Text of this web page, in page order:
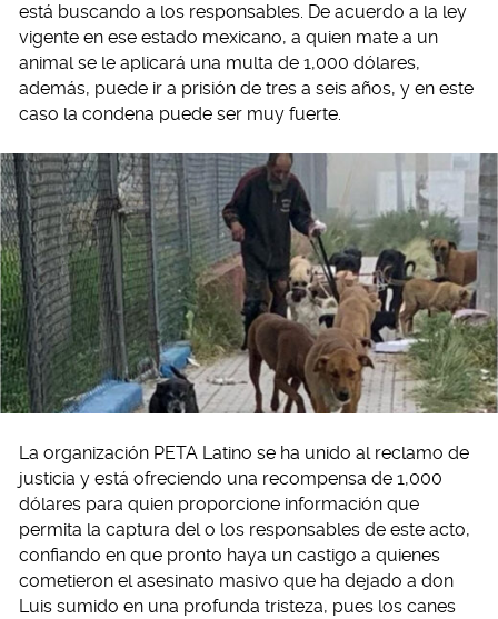
está buscando a los responsables. De acuerdo a la ley
vigente en ese estado mexicano, a quien mate a un
animal se le aplicará una multa de 1,000 dólares,
además, puede ir a prisión de tres a seis años, y en este
caso la condena puede ser muy fuerte.
La organización PETA Latino se ha unido al reclamo de
justicia y está ofreciendo una recompensa de 1,000
dólares para quien proporcione información que
permita la captura del o los responsables de este acto,
confiando en que pronto haya un castigo a quienes
cometieron el asesinato masivo que ha dejado a don
Luis sumido en una profunda tristeza, pues los canes